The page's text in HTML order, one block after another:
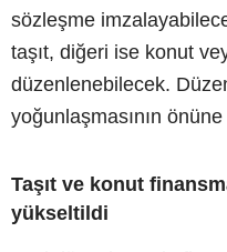
sözleşme
taşıt, diğeri ise konut
düzenlenebilecek.
yoğunlaşmasının
Taşıt ve konut
yükseltildi